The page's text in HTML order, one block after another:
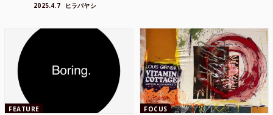
2025.4.7 ヒラバヤシ
FEATURE FOCUS